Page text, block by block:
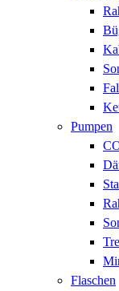
Pumpen
Flaschen